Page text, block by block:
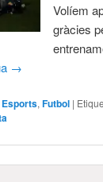
Volíem
gràcies
→
Esports,Futbol |